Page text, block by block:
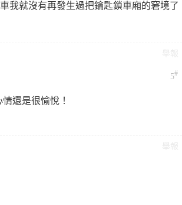
我就沒有再發生過把鑰匙鎖車廂的窘境了
5#
還是很愉悅！